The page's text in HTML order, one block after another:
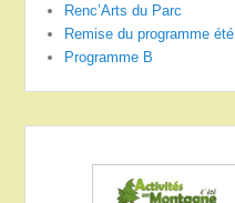
Renc’Arts du Parc
Remise du programme été
Programme B